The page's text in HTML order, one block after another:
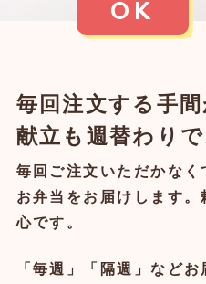
毎回注⽂する⼿間
献⽴も週替わり
毎回ご注文いただかな
お弁当をお届けします
心です。
「毎週」「隔週」など
OK